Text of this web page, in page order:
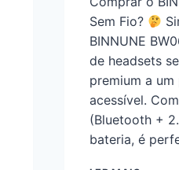
Sem Fio?
BINNUNE
de headsets
premium a
acessível.
(Bluetooth +
bateria, é